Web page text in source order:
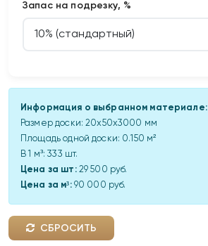
Запас на подрезку, %
Информация о выбранном материале:
Размер доски:20x50x3000 мм
Площадь одной доски: 0.150 м²
В 1 м³:333 шт.
Цена за шт:29 500 руб.
Цена за м³:90 000 руб.
СБРОСИТЬ